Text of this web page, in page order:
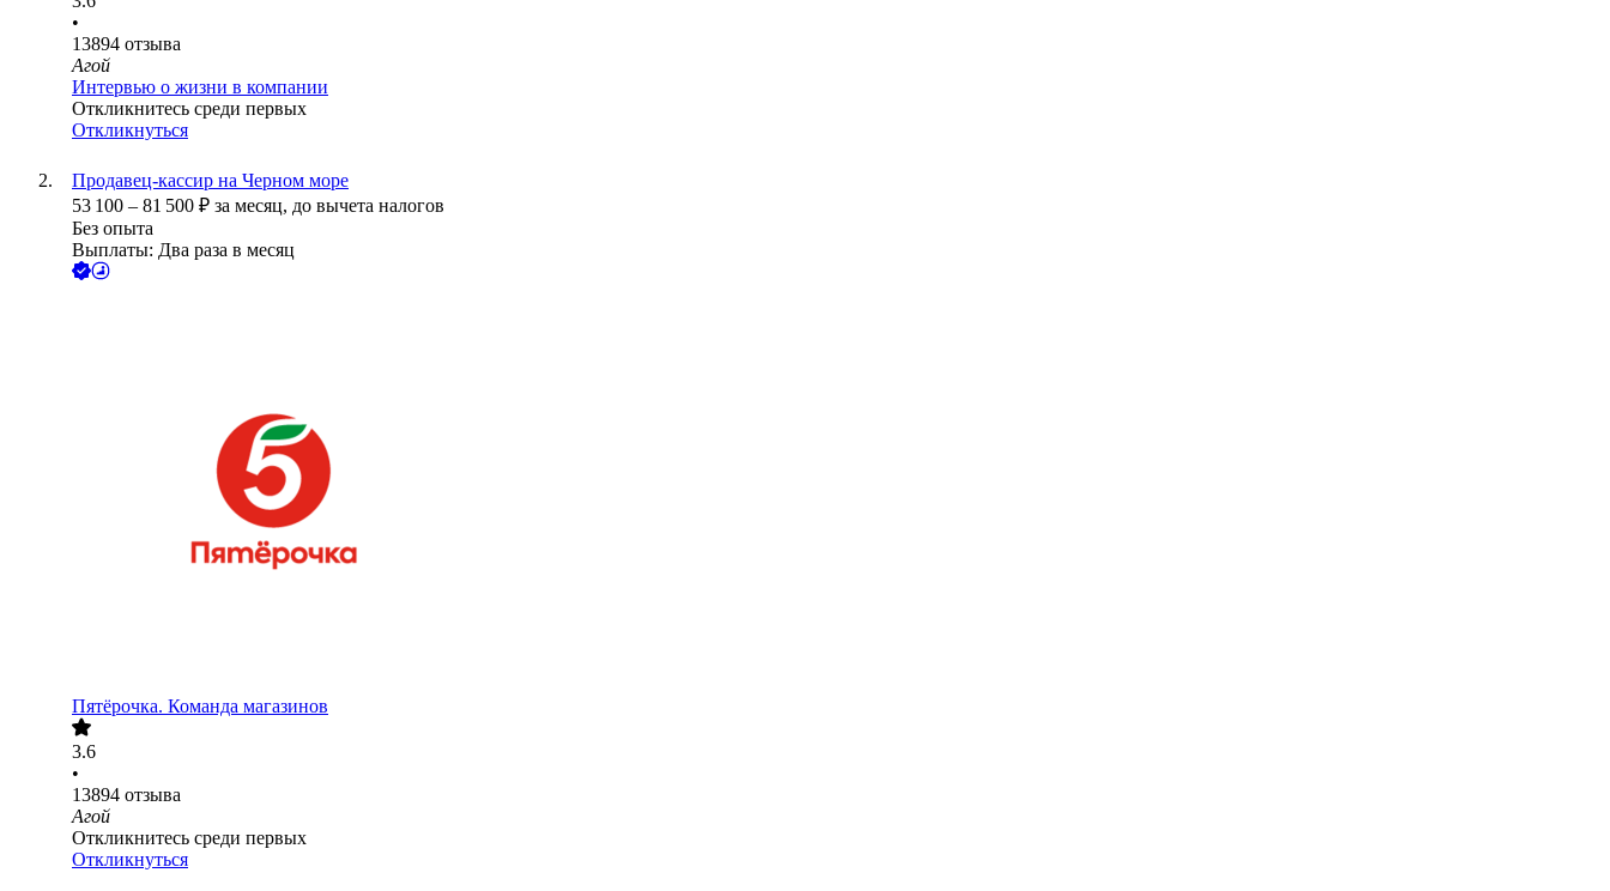
•
13894 отзыва
Агой
Интервью о жизни в компании
Откликнитесь среди первых
Откликнуться
Продавец-кассир на Черном море
53 100 – 81 500 ₽ за месяц, до вычета налогов
Без опыта
Выплаты: Два раза в месяц
Пятёрочка. Команда магазинов
3.6
•
13894 отзыва
Агой
Откликнитесь среди первых
Откликнуться